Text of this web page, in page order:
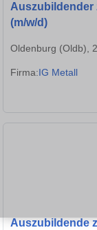
Auszubildender
(m/w/d)
Oldenburg (Oldb),
Firma:IG Metall
Auszubildende